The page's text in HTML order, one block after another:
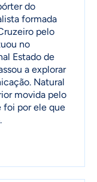
do
formada
pelo
no
Estado de
a explorar
Natural
movida pelo
por ele que